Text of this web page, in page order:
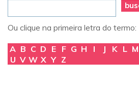
Ou clique na primeira letra do termo:
A B C D E F G H I J K L M
U V W X Y Z